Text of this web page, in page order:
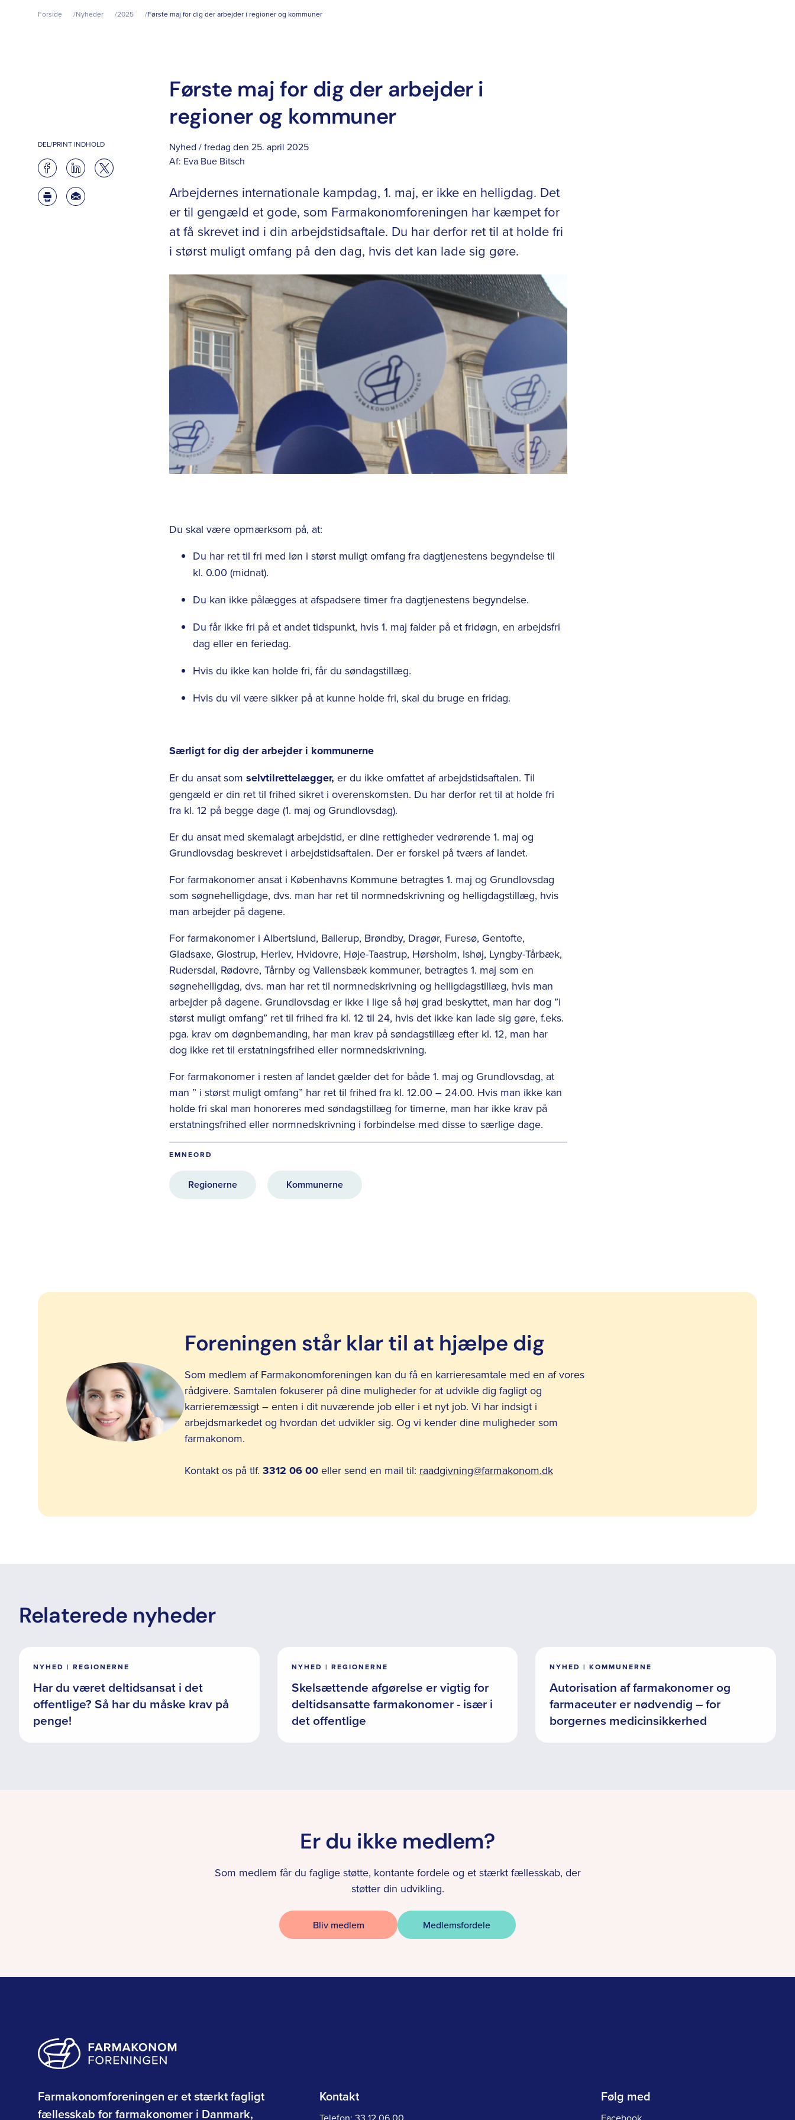
Forside Nyheder 2025 Første maj for dig der arbejder i regioner og kommuner
Første maj for dig der arbejder i
regioner og kommuner
DEL/PRINT INDHOLD
Nyhed / fredag den 25. april 2025
Af: Eva Bue Bitsch
Arbejdernes internationale kampdag, 1. maj, er ikke en helligdag. Det
er til gengæld et gode, som Farmakonomforeningen har kæmpet for
at få skrevet ind i din arbejdstidsaftale. Du har derfor ret til at holde fri
i størst muligt omfang på den dag, hvis det kan lade sig gøre.
Du skal være opmærksom på, at:
Du har ret til fri med løn i størst muligt omfang fra dagtjenestens begyndelse til
kl. 0.00 (midnat).
Du kan ikke pålægges at afspadsere timer fra dagtjenestens begyndelse.
Du får ikke fri på et andet tidspunkt, hvis 1. maj falder på et fridøgn, en arbejdsfri
dag eller en feriedag.
Hvis du ikke kan holde fri, får du søndagstillæg.
Hvis du vil være sikker på at kunne holde fri, skal du bruge en fridag.
Særligt for dig der arbejder i kommunerne
Er du ansat som selvtilrettelægger, er du ikke omfattet af arbejdstidsaftalen. Til
gengæld er din ret til frihed sikret i overenskomsten. Du har derfor ret til at holde fri
fra kl. 12 på begge dage (1. maj og Grundlovsdag).
Er du ansat med skemalagt arbejdstid, er dine rettigheder vedrørende 1. maj og
Grundlovsdag beskrevet i arbejdstidsaftalen. Der er forskel på tværs af landet.
For farmakonomer ansat i Københavns Kommune betragtes 1. maj og Grundlovsdag
som søgnehelligdage, dvs. man har ret til normnedskrivning og helligdagstillæg, hvis
man arbejder på dagene.
For farmakonomer i Albertslund, Ballerup, Brøndby, Dragør, Furesø, Gentofte,
Gladsaxe, Glostrup, Herlev, Hvidovre, Høje-Taastrup, Hørsholm, Ishøj, Lyngby-Tårbæk,
Rudersdal, Rødovre, Tårnby og Vallensbæk kommuner, betragtes 1. maj som en
søgnehelligdag, dvs. man har ret til normnedskrivning og helligdagstillæg, hvis man
arbejder på dagene. Grundlovsdag er ikke i lige så høj grad beskyttet, man har dog ”i
størst muligt omfang” ret til frihed fra kl. 12 til 24, hvis det ikke kan lade sig gøre, f.eks.
pga. krav om døgnbemanding, har man krav på søndagstillæg efter kl. 12, man har
dog ikke ret til erstatningsfrihed eller normnedskrivning.
For farmakonomer i resten af landet gælder det for både 1. maj og Grundlovsdag, at
man ” i størst muligt omfang” har ret til frihed fra kl. 12.00 – 24.00. Hvis man ikke kan
holde fri skal man honoreres med søndagstillæg for timerne, man har ikke krav på
erstatningsfrihed eller normnedskrivning i forbindelse med disse to særlige dage.
EMNEORD
Regionerne Kommunerne
Foreningen står klar til at hjælpe dig
Som medlem af Farmakonomforeningen kan du få en karrieresamtale med en af vores
rådgivere. Samtalen fokuserer på dine muligheder for at udvikle dig fagligt og
karrieremæssigt – enten i dit nuværende job eller i et nyt job. Vi har indsigt i
arbejdsmarkedet og hvordan det udvikler sig. Og vi kender dine muligheder som
farmakonom.
Kontakt os på tlf. 3312 06 00 eller send en mail til: raadgivning@farmakonom.dk
Relaterede nyheder
NYHED | REGIONERNE
Har du været deltidsansat i det
offentlige? Så har du måske krav på
penge!
NYHED | REGIONERNE
Skelsættende afgørelse er vigtig for
deltidsansatte farmakonomer - især i
det offentlige
NYHED | KOMMUNERNE
Autorisation af farmakonomer og
farmaceuter er nødvendig – for
borgernes medicinsikkerhed
Er du ikke medlem?
Som medlem får du faglige støtte, kontante fordele og et stærkt fællesskab, der
støtter din udvikling.
Bliv medlem Medlemsfordele
Farmakonomforeningen er et stærkt fagligt
fællesskab for farmakonomer i Danmark,
Kontakt Følg med